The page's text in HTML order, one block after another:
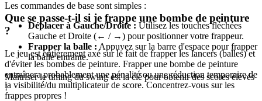
Les commandes de base sont simples :
Déplacer à Gauche/Droite : Utilisez les touches fléchées
Gauche et Droite (← / →) pour positionner votre frappeur.
Frapper la balle : Appuyez sur la barre d'espace pour frapper
la balle entrante.
Maîtriser le timing du swing est la clé pour obtenir des scores élevés
!
Que se passe-t-il si je frappe une bombe de peinture
?
Le jeu est entièrement axé sur le fait de frapper les lancers (balles) et
d'éviter les bombes de peinture. Frapper une bombe de peinture
entraînera probablement une pénalité ou une réduction temporaire de
la visibilité/du multiplicateur de score. Concentrez-vous sur les
frappes propres !